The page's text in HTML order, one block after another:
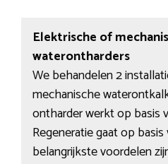
Elektrische of
waterontharders
We behandelen 2
mechanische
ontharder werkt op basis
Regeneratie gaat op basis
belangrijkste voordelen